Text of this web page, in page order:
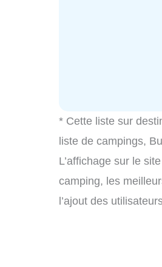
* Cette liste sur
liste de campings,
L’affichage sur le
camping, les
l’ajout des